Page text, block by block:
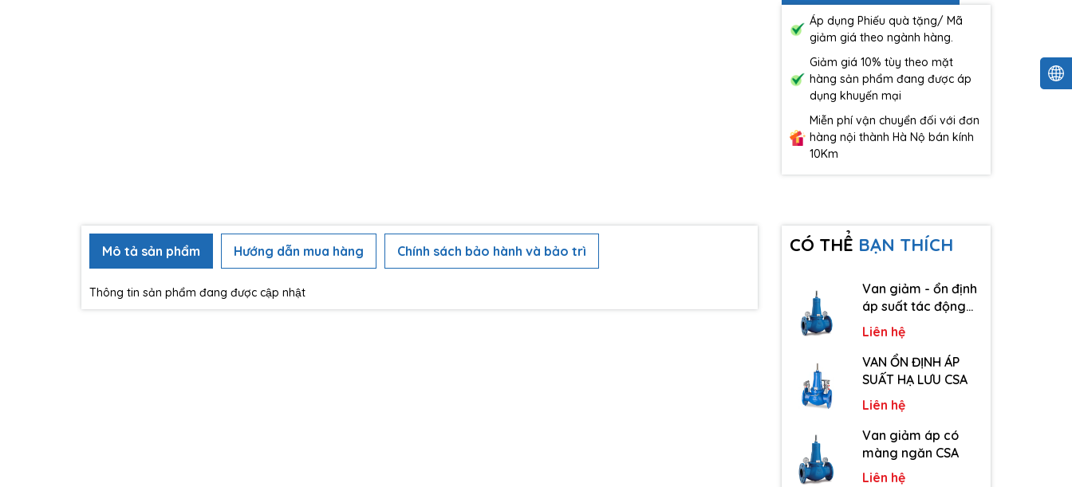
Áp dụng Phiếu quà tặng/ Mã
giảm giá theo ngành hàng.
Giảm giá 10% tùy theo mặt
hàng sản phẩm đang được áp
dụng khuyến mại
Miễn phí vận chuyển đối với đơn
hàng nội thành Hà Nộ bán kính
10Km
Mô tả sản phẩm Hướng dẫn mua hàng Chính sách bảo hành và bảo trì
Thông tin sản phẩm đang được cập nhật
CÓ THỂ BẠN THÍCH
Van giảm - ổn định
áp suất tác động
trực tiếp CSA
Liên hệ
VAN ỔN ĐỊNH ÁP
SUẤT HẠ LƯU CSA
Liên hệ
Van giảm áp có
màng ngăn CSA
Liên hệ